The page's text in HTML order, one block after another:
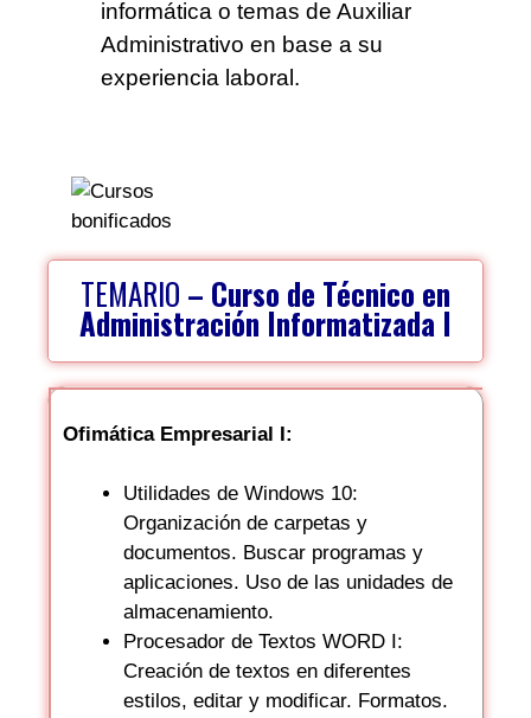
informática o temas de Auxiliar
Administrativo en base a su
experiencia laboral.
TEMARIO – Curso de Técnico en
Administración Informatizada I
Ofimática Empresarial I:
Utilidades de Windows 10:
Organización de carpetas y
documentos. Buscar programas y
aplicaciones. Uso de las unidades de
almacenamiento.
Procesador de Textos WORD I:
Creación de textos en diferentes
estilos, editar y modificar. Formatos.